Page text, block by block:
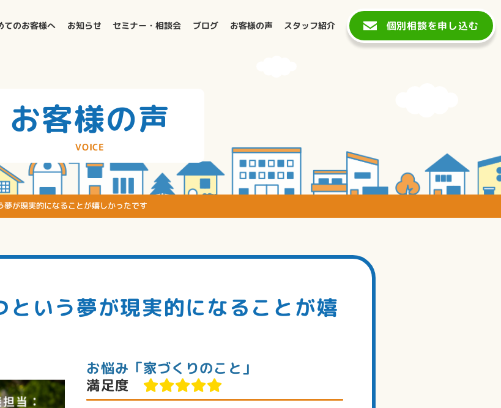
てのお客様へ お知らせ セミナー・相談会 ブログ お客様の声 スタッフ紹介 個別相談を申し込む
お客様の声
VOICE
夢が現実的になることが嬉しかったです
という夢が現実的になることが嬉
お悩み「家づくりのこと」
満足度